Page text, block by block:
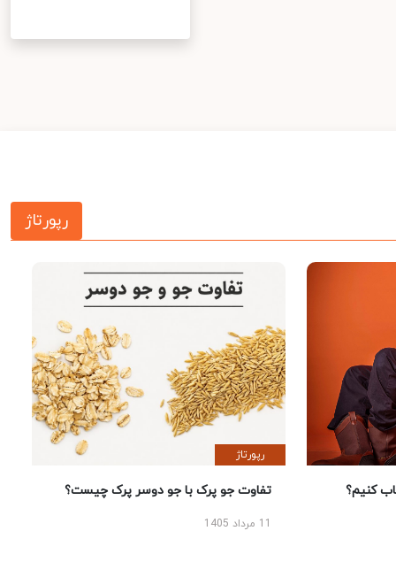
رپورتاژ
کنیم؟
رپورتاژ
تفاوت جو پرک با جو دوسر پرک چیست؟